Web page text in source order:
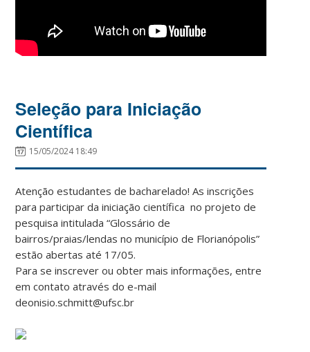
Seleção para Iniciação
Científica
15/05/2024 18:49
Atenção estudantes de bacharelado! As inscrições
para participar da iniciação científica no projeto de
pesquisa intitulada “Glossário de
bairros/praias/lendas no município de Florianópolis”
estão abertas até 17/05.
Para se inscrever ou obter mais informações, entre
em contato através do e-mail
deonisio.schmitt@ufsc.br